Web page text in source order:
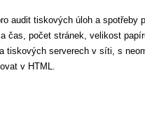
audit tiskových úloh a spotřeby
čas, počet stránek, velikost
tiskových serverech v síti, s
v HTML.